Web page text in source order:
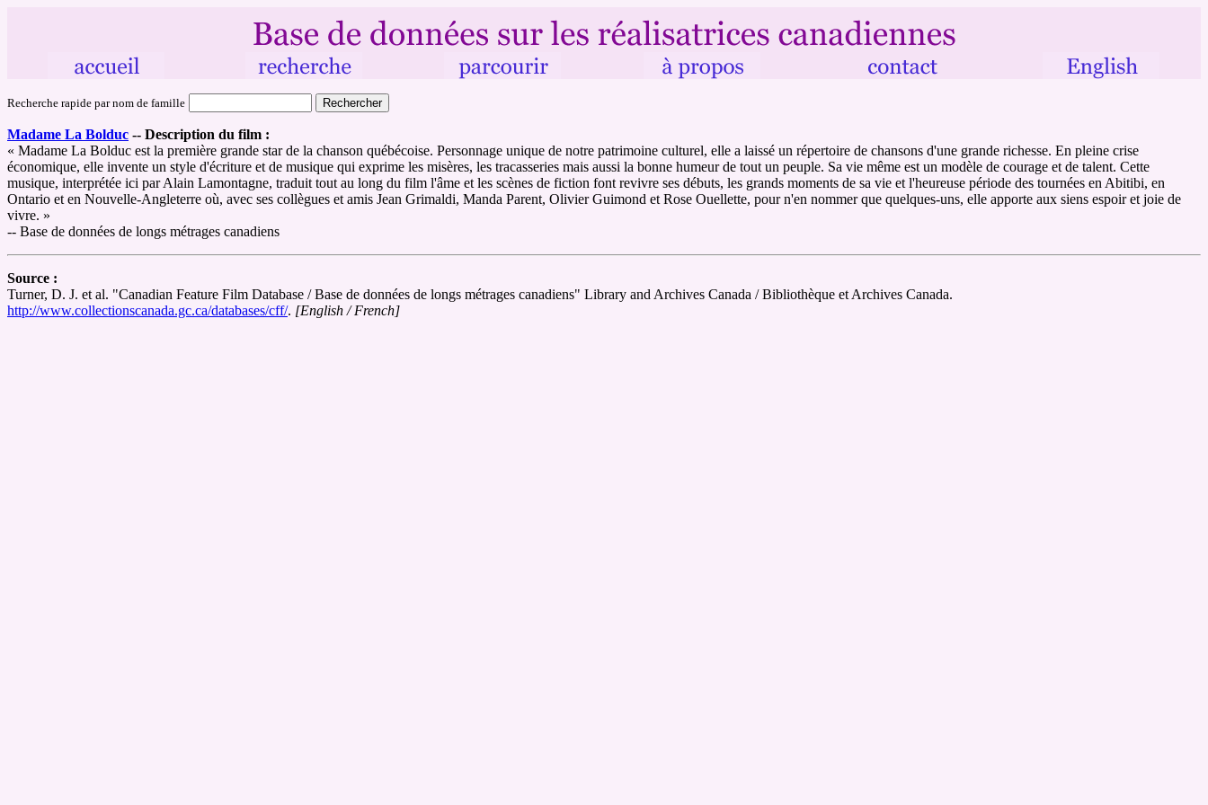
Recherche rapide par nom de famille
Madame La Bolduc -- Description du film :
« Madame La Bolduc est la première grande star de la chanson québécoise. Personnage unique de notre patrimoine culturel, elle a laissé un répertoire de chansons d'une grande richesse. En pleine crise
économique, elle invente un style d'écriture et de musique qui exprime les misères, les tracasseries mais aussi la bonne humeur de tout un peuple. Sa vie même est un modèle de courage et de talent. Cette
musique, interprétée ici par Alain Lamontagne, traduit tout au long du film l'âme et les scènes de fiction font revivre ses débuts, les grands moments de sa vie et l'heureuse période des tournées en Abitibi, en
Ontario et en Nouvelle-Angleterre où, avec ses collègues et amis Jean Grimaldi, Manda Parent, Olivier Guimond et Rose Ouellette, pour n'en nommer que quelques-uns, elle apporte aux siens espoir et joie de
vivre. »
-- Base de données de longs métrages canadiens
Source :
Turner, D. J. et al. "Canadian Feature Film Database / Base de données de longs métrages canadiens" Library and Archives Canada / Bibliothèque et Archives Canada.
http://www.collectionscanada.gc.ca/databases/cff/. [English / French]